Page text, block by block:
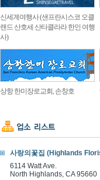
신세계여행사 (샌프란시스코 오클
랜드 산호세 산타클라라 한인 여행
사)
상항 한미장로교회, 손창호
사랑의꽃집 (Highlands
6114 Watt Ave.
North Highlands, CA 95660